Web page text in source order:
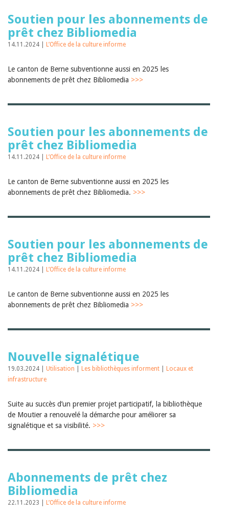
Décembre 2025
Novembre 2025
Septembre 2025
Juillet 2025
Mars 2025
2023
2020
2019
2018
2015
2014
Soutien pour les abonnements de
prêt chez Bibliomedia
14.11.2024 | L’Office de la culture informe
Le canton de Berne subventionne aussi en 2025 les
abonnements de prêt chez Bibliomedia >>>
Soutien pour les abonnements de
prêt chez Bibliomedia
14.11.2024 | L’Office de la culture informe
Le canton de Berne subventionne aussi en 2025 les
abonnements de prêt chez Bibliomedia. >>>
Soutien pour les abonnements de
prêt chez Bibliomedia
14.11.2024 | L’Office de la culture informe
Le canton de Berne subventionne aussi en 2025 les
abonnements de prêt chez Bibliomedia >>>
Nouvelle signalétique
19.03.2024 | Utilisation Les bibliothèques informent
Locaux et
infrastructure
Suite au succès d’un premier projet participatif, la bibliothèque
de Moutier a renouvelé la démarche pour améliorer sa
signalétique et sa visibilité. >>>
Abonnements de prêt chez
Bibliomedia
22.11.2023 | L’Office de la culture informe